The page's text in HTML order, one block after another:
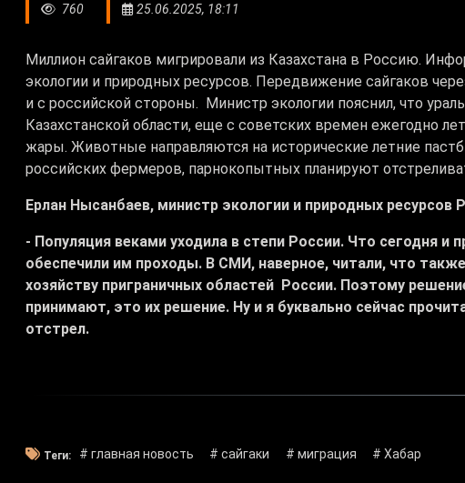
760 25.06.2025, 18:11
Миллион сайгаков мигрировали из Казахстана в Россию.
экологии и природных ресурсов. Передвижение сайгаков
и с российской стороны. Министр экологии пояснил, что
Казахстанской области, еще с советских времен ежегодно
жары. Животные направляются на исторические летние
российских фермеров, парнокопытных планируют
Ерлан Нысанбаев, министр экологии и природных ресурсов
- Популяция веками уходила в степи России. Что сегодня и
обеспечили им проходы. В СМИ, наверное, читали, что
хозяйству приграничных областей России. Поэтому
принимают, это их решение. Ну и я буквально сейчас
отстрел.
Теги: # главная новость # сайгаки # миграция # Хабар